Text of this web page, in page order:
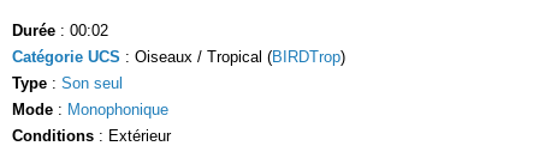
Durée : 00:02
Catégorie UCS : Oiseaux / Tropical (BIRDTrop)
Type : Son seul
Mode : Monophonique
Conditions : Extérieur